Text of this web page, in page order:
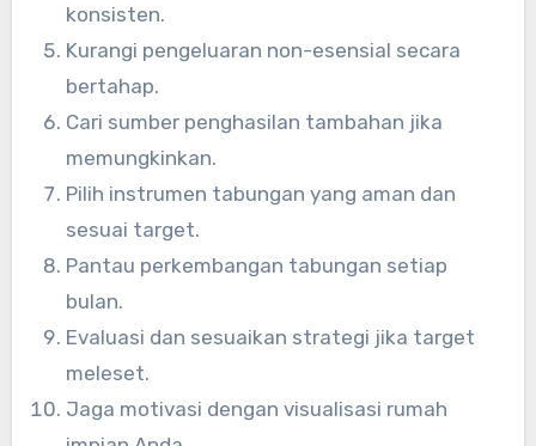
konsisten.
Kurangi pengeluaran non-esensial secara
bertahap.
Cari sumber penghasilan tambahan jika
memungkinkan.
Pilih instrumen tabungan yang aman dan
sesuai target.
Pantau perkembangan tabungan setiap
bulan.
Evaluasi dan sesuaikan strategi jika target
meleset.
Jaga motivasi dengan visualisasi rumah